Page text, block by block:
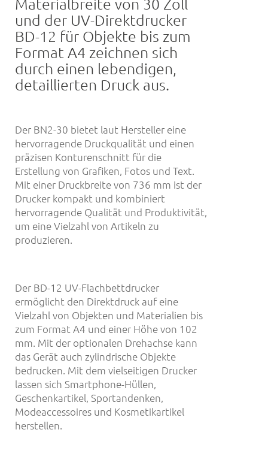
Materialbreite von 30 Zoll
und der UV-Direktdrucker
BD-12 für Objekte bis zum
Format A4 zeichnen sich
durch einen lebendigen,
detaillierten Druck aus.
Der BN2-30 bietet laut Hersteller eine
hervorragende Druckqualität und einen
präzisen Konturenschnitt für die
Erstellung von Grafiken, Fotos und Text.
Mit einer Druckbreite von 736 mm ist der
Drucker kompakt und kombiniert
hervorragende Qualität und Produktivität,
um eine Vielzahl von Artikeln zu
produzieren.
Der BD-12 UV-Flachbettdrucker
ermöglicht den Direktdruck auf eine
Vielzahl von Objekten und Materialien bis
zum Format A4 und einer Höhe von 102
mm. Mit der optionalen Drehachse kann
das Gerät auch zylindrische Objekte
bedrucken. Mit dem vielseitigen Drucker
lassen sich Smartphone-Hüllen,
Geschenkartikel, Sportandenken,
Modeaccessoires und Kosmetikartikel
herstellen.